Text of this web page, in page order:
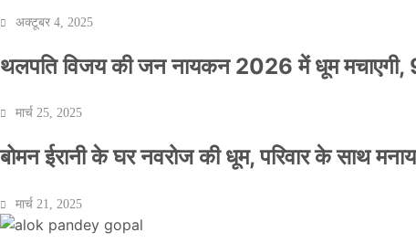
अक्टूबर 4, 2025
थलपति विजय की जन नायकन 2026 में धूम मचाएगी,
मार्च 25, 2025
बोमन ईरानी के घर नवरोज की धूम, परिवार के साथ
मार्च 21, 2025